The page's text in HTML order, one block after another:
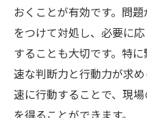
おくことが有効です。問
をつけて対処し、必要に
することも大切です。特
速な判断力と行動力が求
速に行動することで、現
を得ることができます。